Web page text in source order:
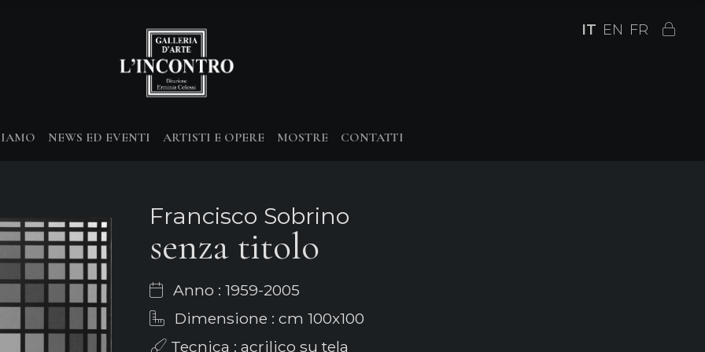
IT EN FR
NEWS ED EVENTI ARTISTI E OPERE MOSTRE CONTATTI
Francisco Sobrino
senza titolo
Anno : 1959-2005
Dimensione : cm 100x100
Tecnica : acrilico su tela